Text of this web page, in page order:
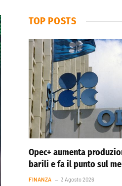
TOP POSTS
Opec+ aumenta
barili e fa il punto sul
FINANZA 3 Agosto 2026